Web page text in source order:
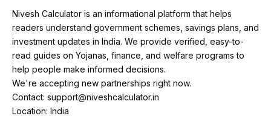
Nivesh Calculator is an informational platform that helps
readers understand government schemes, savings plans, and
investment updates in India. We provide verified, easy-to-
read guides on Yojanas, finance, and welfare programs to
help people make informed decisions.
We're accepting new partnerships right now.
Contact: support@niveshcalculator.in
Location: India